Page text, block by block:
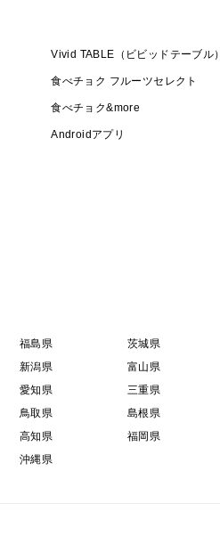
Vivid TABLE（ビビッドテーブル）
食べチョク フルーツセレクト
食べチョク&more
Androidアプリ
福島県
茨城県
新潟県
富山県
愛知県
三重県
鳥取県
島根県
高知県
福岡県
沖縄県